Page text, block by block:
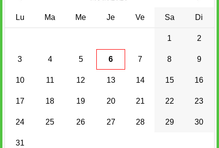
Lu Ma Me Je Ve Sa Di
1 2
3 4 5 6 7 8 9
10 11 12 13 14 15 16
17 18 19 20 21 22 23
24 25 26 27 28 29 30
31